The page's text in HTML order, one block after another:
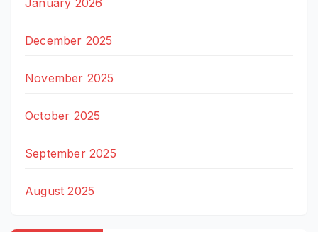
January 2026
December 2025
November 2025
October 2025
September 2025
August 2025